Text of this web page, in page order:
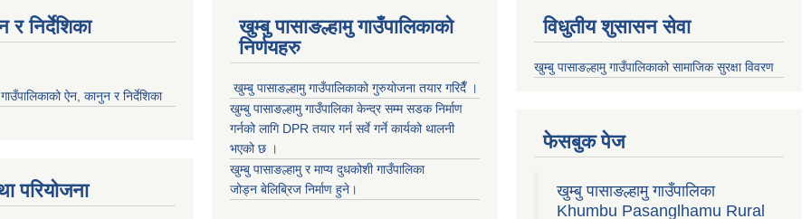
निर्देशिका
ऐन, कानुन र निर्देशिका
परियोजना
खुम्बु पासाङल्हामु गाउँपालिकाको
निर्णयहरु
खुम्बु पासाङल्हामु गाउँपालिकाको गुरुयोजना तयार गरिदैँ ।
खुम्बु पासाङल्हामु गाउँपालिका केन्द्र सम्म सडक निर्माण
गर्नको लागि DPR तयार गर्न सर्वे गर्ने कार्यको थालनी
भएको छ ।
खुम्बु पासाङल्हामु र माप्य दुधकोशी गाउँपालिका
जोड्न बेलिब्रिज निर्माण हुने।
विधुतीय शुसासन सेवा
खुम्बु पासाङल्हामु गाउँपालिकाको सामाजिक सुरक्षा विवरण
फेसबुक पेज
खुम्बु पासाङल्हामु गाउँपालिका
Khumbu Pasanglhamu Rural